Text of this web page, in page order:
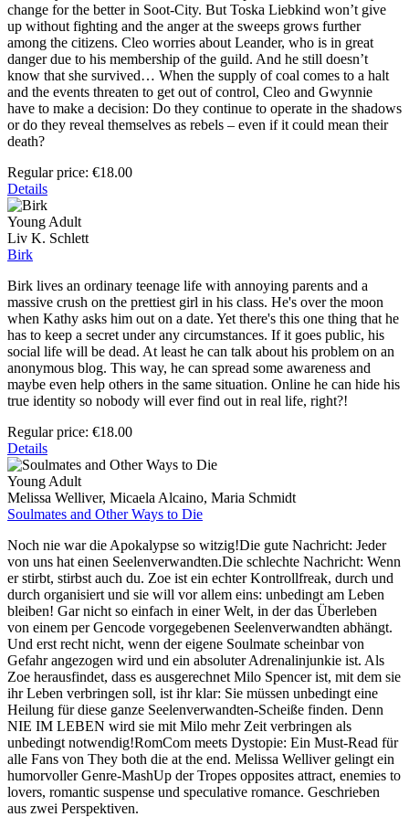
change for the better in Soot-City. But Toska Liebkind won’t give
up without fighting and the anger at the sweeps grows further
among the citizens. Cleo worries about Leander, who is in great
danger due to his membership of the guild. And he still doesn’t
know that she survived… When the supply of coal comes to a halt
and the events threaten to get out of control, Cleo and Gwynnie
have to make a decision: Do they continue to operate in the shadows
or do they reveal themselves as rebels – even if it could mean their
death?
Regular price: €18.00
Details
Young Adult
Liv K. Schlett
Birk
Birk lives an ordinary teenage life with annoying parents and a
massive crush on the prettiest girl in his class. He's over the moon
when Kathy asks him out on a date. Yet there's this one thing that he
has to keep a secret under any circumstances. If it goes public, his
social life will be dead. At least he can talk about his problem on an
anonymous blog. This way, he can spread some awareness and
maybe even help others in the same situation. Online he can hide his
true identity so nobody will ever find out in real life, right?!
Regular price: €18.00
Details
Young Adult
Melissa Welliver, Micaela Alcaino, Maria Schmidt
Soulmates and Other Ways to Die
Noch nie war die Apokalypse so witzig!Die gute Nachricht: Jeder
von uns hat einen Seelenverwandten.Die schlechte Nachricht: Wenn
er stirbt, stirbst auch du. Zoe ist ein echter Kontrollfreak, durch und
durch organisiert und sie will vor allem eins: unbedingt am Leben
bleiben! Gar nicht so einfach in einer Welt, in der das Überleben
von einem per Gencode vorgegebenen Seelenverwandten abhängt.
Und erst recht nicht, wenn der eigene Soulmate scheinbar von
Gefahr angezogen wird und ein absoluter Adrenalinjunkie ist. Als
Zoe herausfindet, dass es ausgerechnet Milo Spencer ist, mit dem sie
ihr Leben verbringen soll, ist ihr klar: Sie müssen unbedingt eine
Heilung für diese ganze Seelenverwandten-Scheiße finden. Denn
NIE IM LEBEN wird sie mit Milo mehr Zeit verbringen als
unbedingt notwendig!RomCom meets Dystopie: Ein Must-Read für
alle Fans von They both die at the end. Melissa Welliver gelingt ein
humorvoller Genre-MashUp der Tropes opposites attract, enemies to
lovers, romantic suspense und speculative romance. Geschrieben
aus zwei Perspektiven.